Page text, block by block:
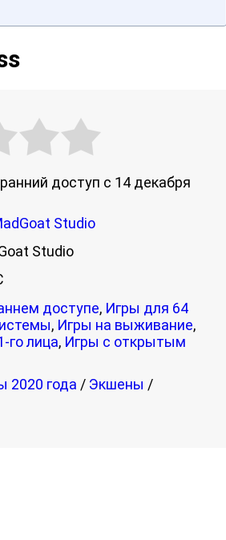
ранний доступ с 14 декабря
Studio
Studio
доступе, Игры для 64
, Игры на выживание,
го лица, Игры с открытым
2020 года / Экшены /